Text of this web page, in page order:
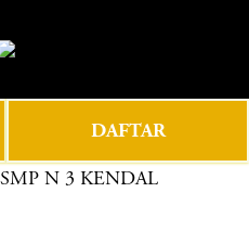
DAFTAR
N 3 KENDAL